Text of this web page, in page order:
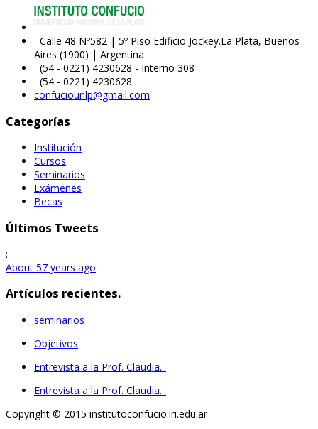
Calle 48 Nº582 | 5º Piso Edificio Jockey.La Plata, Buenos
Aires (1900) | Argentina
(54 - 0221) 4230628 - Interno 308
(54 - 0221) 4230628
confuciounlp@gmail.com
Categorías
Institución
Cursos
Seminarios
Exámenes
Becas
Últimos Tweets
:
About 57 years ago
Artículos recientes.
seminarios
Objetivos
Entrevista a la Prof. Claudia...
Entrevista a la Prof. Claudia...
Copyright © 2015 institutoconfucio.iri.edu.ar